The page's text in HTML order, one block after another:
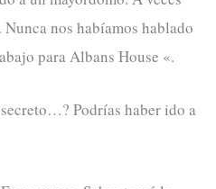
Nunca nos habíamos hablado
para Albans House «.
Podrías haber ido a